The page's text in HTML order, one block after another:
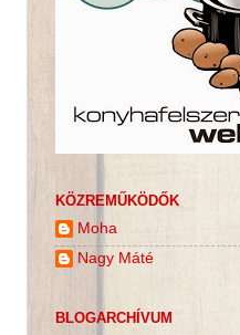
KÖZREMŰKÖDŐK
Moha
Nagy Máté
BLOGARCHÍVUM